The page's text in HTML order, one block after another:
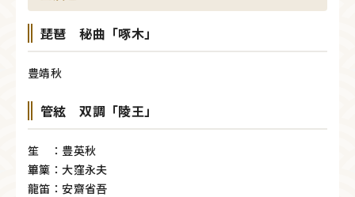
琵琶 秘曲「啄木」
豊靖秋
管絃 双調「陵王」
笙 ：豊英秋
篳篥：大窪永夫
龍笛：安齋省吾